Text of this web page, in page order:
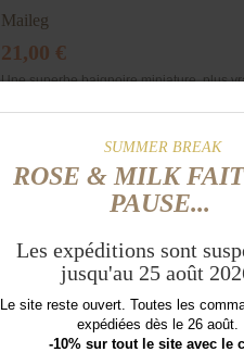
Maileg
21,00 €
Une superbe baignoire miniature, plus
bon bain ! On craque pour son style
Besoin d'aide ou de conseil ? 01
Comment créer une corbeille